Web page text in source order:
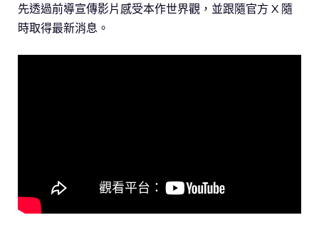
先透過前導宣傳影片感受本作世界觀，並跟隨官方 X 隨
時取得最新消息。